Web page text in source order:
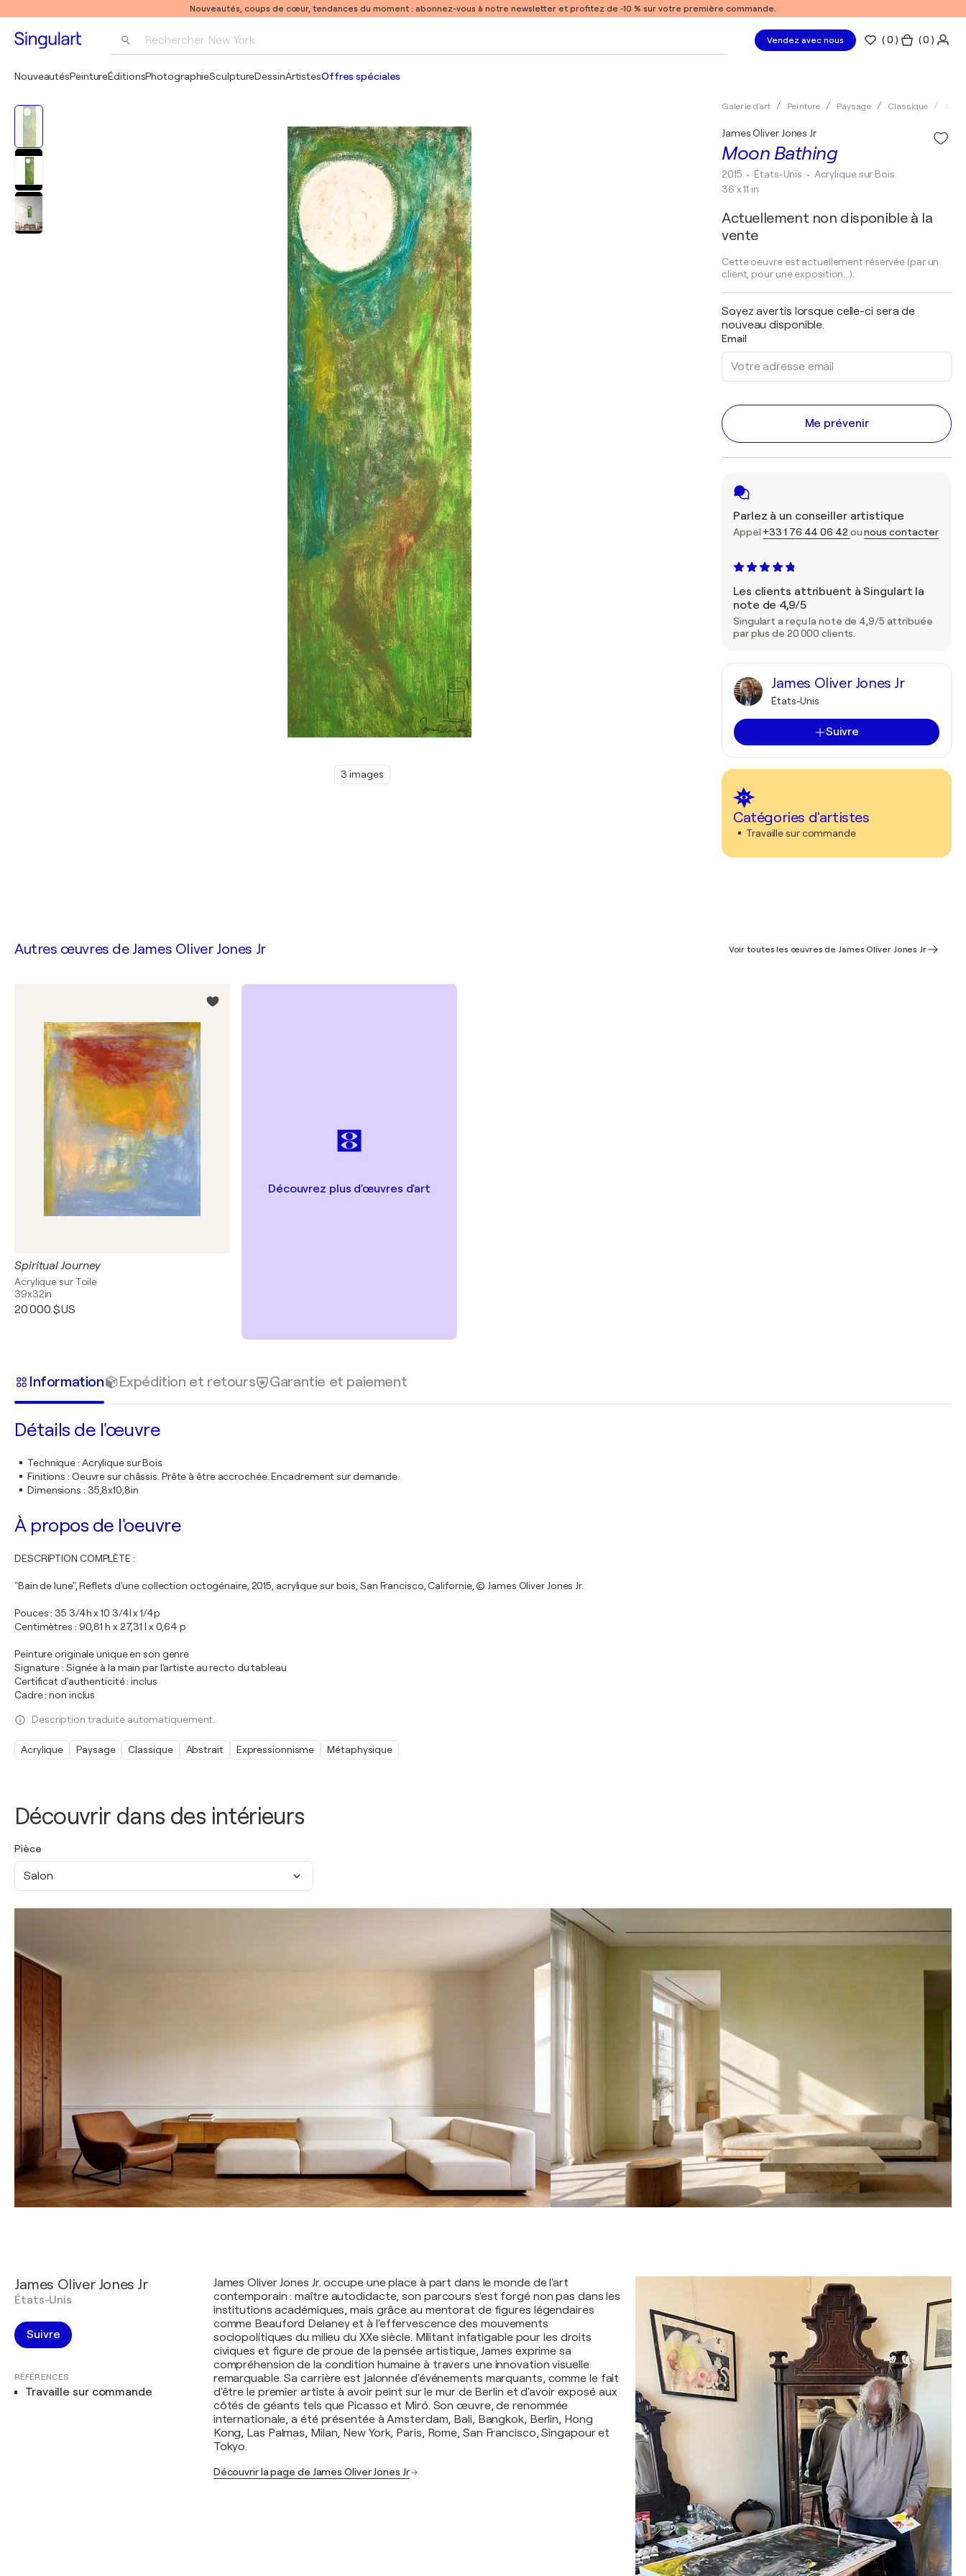
Nouveautés, coups de cœur, tendances du moment : abonnez-vous à notre newsletter et profitez de -10 % sur votre première commande.
Rechercher New York Vendez avec nous (0 ) ( 0 )
NouveautésPeintureÉditionsPhotographieSculptureDessinArtistesOffres spéciales
3 images
Galerie d'art Peinture Paysage Classique
Moon Bathing
James Oliver Jones Jr
2015 • États-Unis • Acrylique sur Bois
36 x 11 in
Actuellement non disponible à la
vente
Cette oeuvre est actuellement réservée (par un
client, pour une exposition...).
Soyez avertis lorsque celle-ci sera de
nouveau disponible.
Email
Me prévenir
Parlez à un conseiller artistique
Appel +33 1 76 44 06 42 ounous contacter
Les clients attribuent à Singulart la
note de 4,9/5
Singulart a reçu la note de 4,9/5 attribuée
par plus de 20 000 clients.
James Oliver Jones Jr
États-Unis
Suivre
Catégories d'artistes
Travaille sur commande
Découvrir dans des intérieurs
Pièce
Salon
Autres œuvres de James Oliver Jones Jr Voir toutes les œuvres de James Oliver Jones Jr
Spiritual Journey
Acrylique sur Toile
39x32in
20 000 $US
Découvrez plus d'œuvres d'art
Information Expédition et retours Garantie et paiement
Détails de l'œuvre
Technique: Acrylique sur Bois
Finitions : Oeuvre sur châssis. Prête à être accrochée. Encadrement sur demande.
Dimensions : 35,8x10,8in
À propos de l'oeuvre
DESCRIPTION COMPLÈTE :
"Bain de lune", Reflets d'une collection octogénaire, 2015, acrylique sur bois, San Francisco, Californie, © James Oliver Jones Jr.
Pouces : 35 3/4h x 10 3/4l x 1/4p
Centimètres : 90,81 h x 27,31 l x 0,64 p
Peinture originale unique en son genre
Signature : Signée à la main par l'artiste au recto du tableau
Certificat d'authenticité : inclus
Cadre : non inclus
Description traduite automatiquement.
Acrylique Paysage Classique Abstrait Expressionnisme Métaphysique
James Oliver Jones Jr
États-Unis
Suivre
RÉFÉRENCES
Travaille sur commande
James Oliver Jones Jr. occupe une place à part dans le monde de l'art
contemporain : maître autodidacte, son parcours s'est forgé non pas dans les
institutions académiques, mais grâce au mentorat de figures légendaires
comme Beauford Delaney et à l'effervescence des mouvements
sociopolitiques du milieu du XXe siècle. Militant infatigable pour les droits
civiques et figure de proue de la pensée artistique, James exprime sa
compréhension de la condition humaine à travers une innovation visuelle
remarquable. Sa carrière est jalonnée d'événements marquants, comme le fait
d'être le premier artiste à avoir peint sur le mur de Berlin et d'avoir exposé aux
côtés de géants tels que Picasso et Miró. Son œuvre, de renommée
internationale, a été présentée à Amsterdam, Bali, Bangkok, Berlin, Hong
Kong, Las Palmas, Milan, New York, Paris, Rome, San Francisco, Singapour et
Tokyo.
Découvrir la page de James Oliver Jones Jr